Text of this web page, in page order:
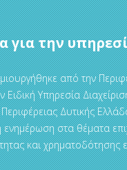
για την
από την
Ειδική Υπηρεσία
Δυτικής
ενημέρωση στα θέματα
και